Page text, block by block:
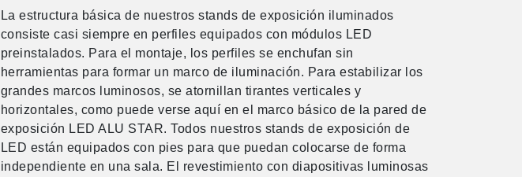
La estructura básica de nuestros stands de exposición iluminados
consiste casi siempre en perfiles equipados con módulos LED
preinstalados. Para el montaje, los perfiles se enchufan sin
herramientas para formar un marco de iluminación. Para estabilizar los
grandes marcos luminosos, se atornillan tirantes verticales y
horizontales, como puede verse aquí en el marco básico de la pared de
exposición LED ALU STAR. Todos nuestros stands de exposición de
LED están equipados con pies para que puedan colocarse de forma
independiente en una sala. El revestimiento con diapositivas luminosas